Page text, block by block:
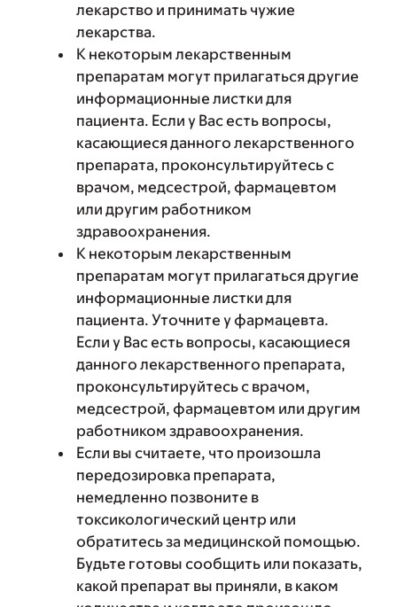
лекарство и принимать чужие
лекарства.
К некоторым лекарственным
препаратам могут прилагаться другие
информационные листки для
пациента. Если у Вас есть вопросы,
касающиеся данного лекарственного
препарата, проконсультируйтесь с
врачом, медсестрой, фармацевтом
или другим работником
здравоохранения.
К некоторым лекарственным
препаратам могут прилагаться другие
информационные листки для
пациента. Уточните у фармацевта.
Если у Вас есть вопросы, касающиеся
данного лекарственного препарата,
проконсультируйтесь с врачом,
медсестрой, фармацевтом или другим
работником здравоохранения.
Если вы считаете, что произошла
передозировка препарата,
немедленно позвоните в
токсикологический центр или
обратитесь за медицинской помощью.
Будьте готовы сообщить или показать,
какой препарат вы приняли, в каком